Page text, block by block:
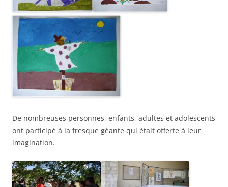
De nombreuses personnes, enfants, adultes et adolescents
ont participé à la fresque géante qui était offerte à leur
imagination.